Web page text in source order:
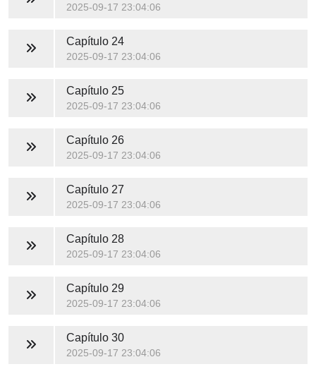
2025-09-17 23:04:06
Capítulo 24
2025-09-17 23:04:06
Capítulo 25
2025-09-17 23:04:06
Capítulo 26
2025-09-17 23:04:06
Capítulo 27
2025-09-17 23:04:06
Capítulo 28
2025-09-17 23:04:06
Capítulo 29
2025-09-17 23:04:06
Capítulo 30
2025-09-17 23:04:06